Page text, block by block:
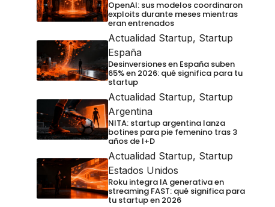
OpenAI: sus modelos coordinaron
exploits durante meses mientras
eran entrenados
Actualidad Startup, Startup
España
Desinversiones en España suben
65% en 2026: qué significa para tu
startup
Actualidad Startup, Startup
Argentina
NITA: startup argentina lanza
botines para pie femenino tras 3
años de I+D
Actualidad Startup, Startup
Estados Unidos
Roku integra IA generativa en
streaming FAST: qué significa para
tu startup en 2026